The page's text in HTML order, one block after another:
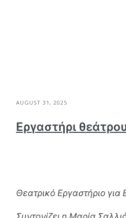
AUGUST 31, 2025
Εργαστήρι
Θεατρικό Εργαστήριο για